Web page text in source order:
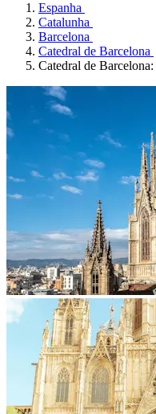
Espanha
Catalunha
Barcelona
Catedral de Barcelona
Catedral de